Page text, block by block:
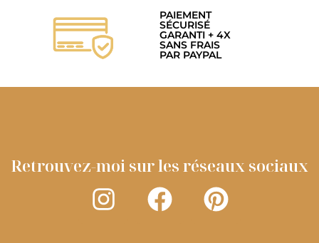
PAIEMENT
SÉCURISÉ
GARANTI + 4X
SANS FRAIS
PAR PAYPAL
Retrouvez-moi sur les réseaux sociaux